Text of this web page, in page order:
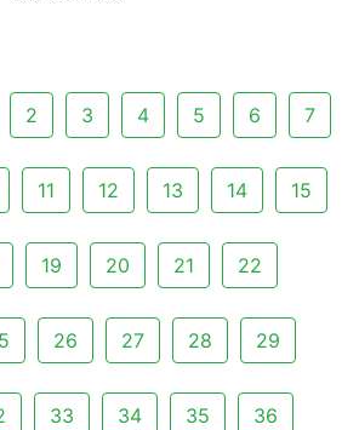
2 3 4 5 6 7
11 12 13 14 15
19 20 21 22
26 27 28 29
33 34 35 36